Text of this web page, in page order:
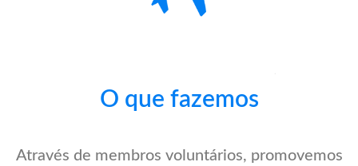
O que fazemos
Através de membros voluntários, promovemos